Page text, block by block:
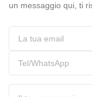
un messaggio qui, ti